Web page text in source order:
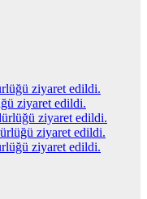
ziyaret edildi.
ziyaret edildi.
ziyaret edildi.
ziyaret edildi.
ziyaret edildi.